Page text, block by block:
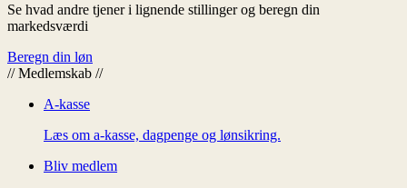
Se hvad andre tjener i lignende stillinger og beregn din
markedsværdi
Beregn din løn
// Medlemskab //
A-kasse
Læs om a-kasse, dagpenge og lønsikring.
Bliv medlem